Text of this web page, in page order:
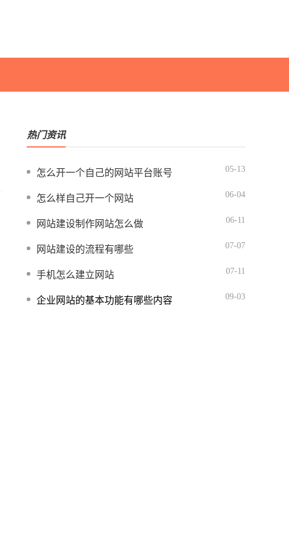
热门资讯
怎么开一个自己的网站平台账号 05-13
怎么样自己开一个网站 06-04
网站建设制作网站怎么做 06-11
网站建设的流程有哪些 07-07
手机怎么建立网站 07-11
企业网站的基本功能有哪些内容 09-03